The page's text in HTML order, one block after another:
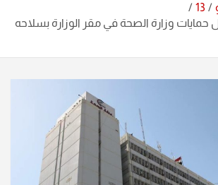
13
حمايات وزارة الصحة في مقر الوزارة بسلاحه